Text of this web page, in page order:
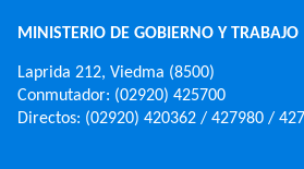
MINISTERIO DE GOBIERNO Y TRABAJO
Laprida 212, Viedma (8500)
Conmutador: (02920) 425700
Directos: (02920) 420362 / 427980 /